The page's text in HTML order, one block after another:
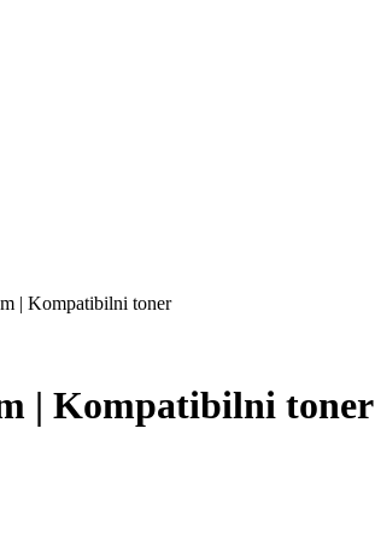
| Kompatibilni toner
| Kompatibilni toner